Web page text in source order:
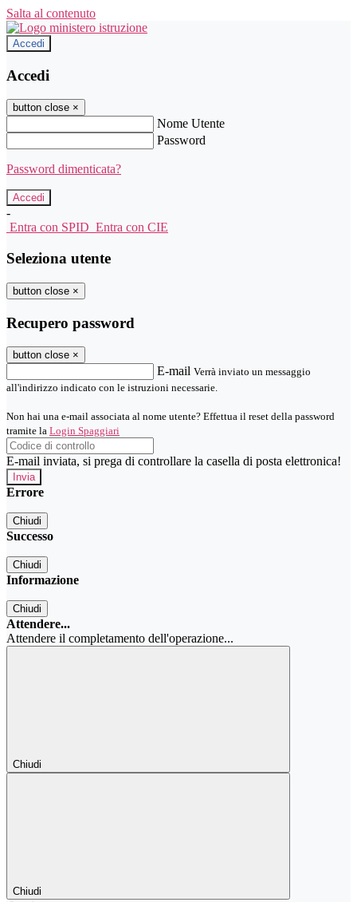
Salta al contenuto
Accedi
Accedi
button close ×
Nome Utente
Password
Password dimenticata?
-
Entra con SPID Entra con CIE
Seleziona utente
button close ×
Recupero password
button close ×
E-mail Verrà inviato un messaggio
all'indirizzo indicato con le istruzioni necessarie.
Non hai una e-mail associata al nome utente? Effettua il reset della password
tramite la Login Spaggiari
E-mail inviata, si prega di controllare la casella di posta elettronica!
Errore
Chiudi
Successo
Chiudi
Informazione
Chiudi
Attendere...
Attendere il completamento dell'operazione...
Chiudi
Chiudi